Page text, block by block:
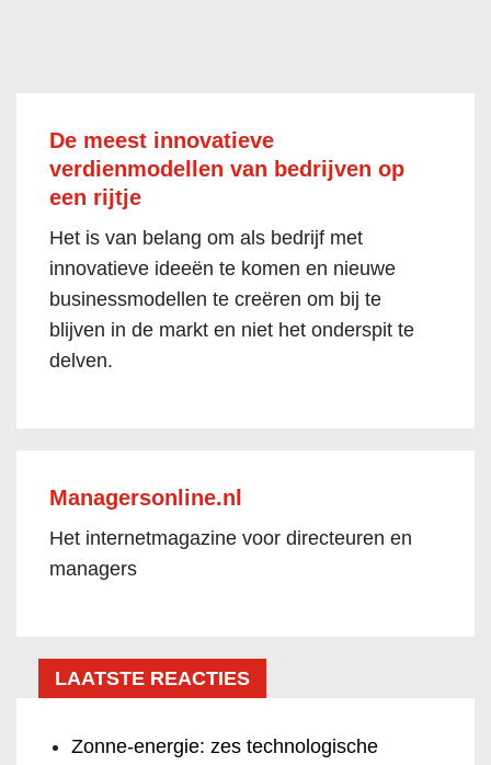
De meest innovatieve
verdienmodellen van bedrijven op
een rijtje
Het is van belang om als bedrijf met
innovatieve ideeën te komen en nieuwe
businessmodellen te creëren om bij te
blijven in de markt en niet het onderspit te
delven.
Managersonline.nl
Het internetmagazine voor directeuren en
managers
LAATSTE REACTIES
Zonne-energie: zes technologische